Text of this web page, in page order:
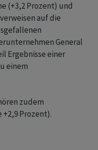
(+3,2 Prozent) und
auf die
General
Ergebnisse einer
einem
zudem
+2,9 Prozent).